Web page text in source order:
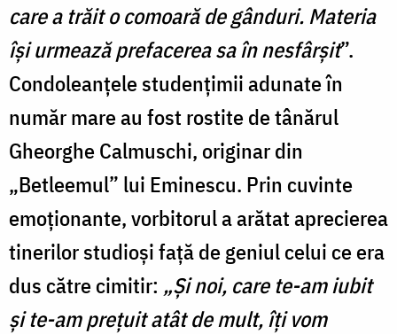
care a trăit o comoară de gânduri. Materia
își urmează prefacerea sa în nesfârșit”.
Condoleanţele studențimii adunate în
număr mare au fost rostite de tânărul
Gheorghe Calmuschi, originar din
„Betleemul” lui Eminescu. Prin cuvinte
emoționante, vorbitorul a arătat aprecierea
tinerilor studioși față de geniul celui ce era
dus către cimitir: „Şi noi, care te-am iubit
şi te-am preţuit atât de mult, îţi vom